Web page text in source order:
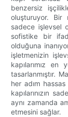
benzersiz
oluşturuyor. Bir
sadece işlevsel
sofistike bir
olduğuna
işletmenizin
kapılarımız en
tasarlanmıştır.
her adım
kapılarınızın
aynı zamanda
etmesini sağlar.